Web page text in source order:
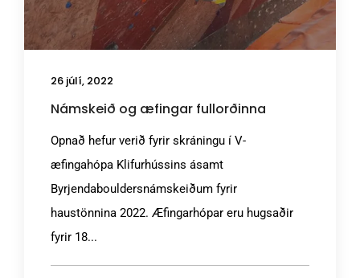
26 júlí, 2022
Námskeið og æfingar fullorðinna
Opnað hefur verið fyrir skráningu í V-
æfingahópa Klifurhússins ásamt
Byrjendabouldersnámskeiðum fyrir
haustönnina 2022. Æfingarhópar eru hugsaðir
fyrir 18...